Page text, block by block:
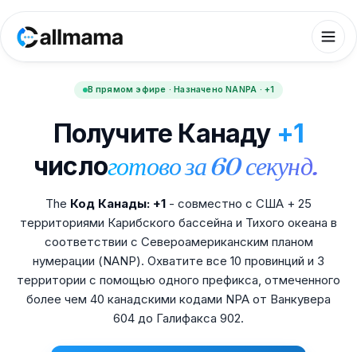
В прямом эфире · Назначено NANPA · +1
Получите Канаду +1
числоготово за 60 секунд.
The Код Канады: +1 - совместно с США + 25
территориями Карибского бассейна и Тихого океана в
соответствии с Североамериканским планом
нумерации (NANP). Охватите все 10 провинций и 3
территории с помощью одного префикса, отмеченного
более чем 40 канадскими кодами NPA от Ванкувера
604 до Галифакса 902.